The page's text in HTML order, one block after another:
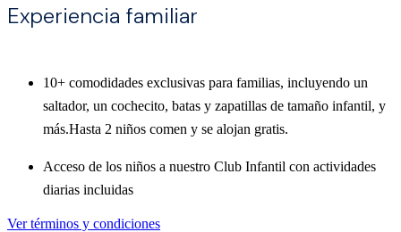
Experiencia familiar
10+ comodidades exclusivas para familias, incluyendo un
saltador, un cochecito, batas y zapatillas de tamaño infantil, y
más.Hasta 2 niños comen y se alojan gratis.
Acceso de los niños a nuestro Club Infantil con actividades
diarias incluidas
Ver términos y condiciones